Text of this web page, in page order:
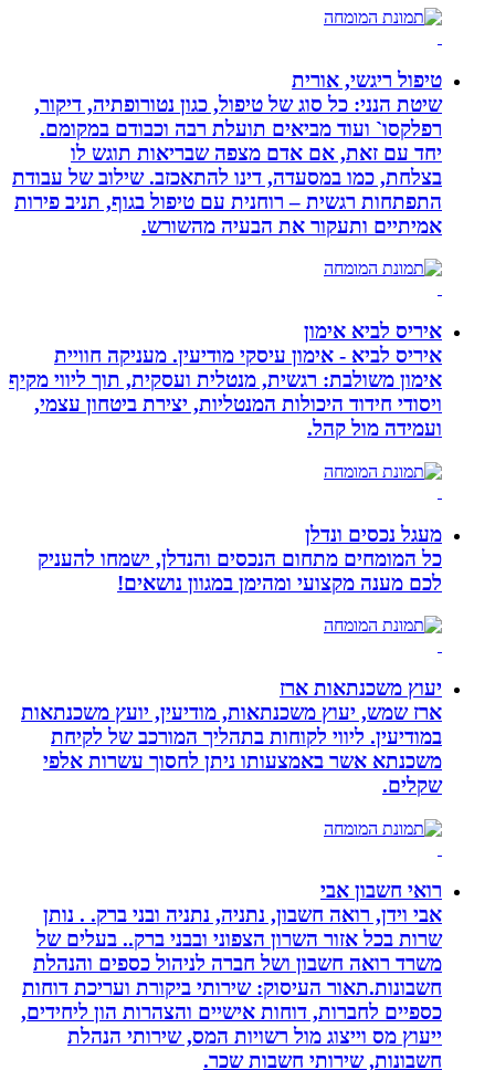
טיפול ריגשי, אורית
שיטת הנני: כל סוג של טיפול, כגון נטורופתיה, דיקור,
רפלקסו` ועוד מביאים תועלת רבה וכבודם במקומם.
יחד עם זאת, אם אדם מצפה שבריאות תוגש לו
בצלחת, כמו במסעדה, דינו להתאכזב. שילוב של עבודת
התפתחות רגשית – רוחנית עם טיפול בגוף, תניב פירות
אמיתיים ותעקור את הבעיה מהשורש.
איריס לביא אימון
איריס לביא - אימון עיסקי מודיעין. מעניקה חוויית
אימון משולבת: רגשית, מנטלית ועסקית, תוך ליווי מקיף
ויסודי חידוד היכולות המנטליות, יצירת ביטחון עצמי,
ועמידה מול קהל.
מעגל נכסים ונדלן
כל המומחים מתחום הנכסים והנדלן, ישמחו להעניק
לכם מענה מקצועי ומהימן במגוון נושאים!
יעוץ משכנתאות ארז
ארז שמש, יעוץ משכנתאות, מודיעין, יועץ משכנתאות
במודיעין. ליווי לקוחות בתהליך המורכב של לקיחת
משכנתא אשר באמצעותו ניתן לחסוך עשרות אלפי
שקלים.
רואי חשבון אבי
אבי וידן, רואה חשבון, נתניה, נתניה ובני ברק. . נותן
שרות בכל אזור השרון הצפוני ובבני ברק.. בעלים של
משרד רואה חשבון ושל חברה לניהול כספים והנהלת
חשבונות.תאור העיסוק: שירותי ביקורת ועריכת דוחות
כספיים לחברות, דוחות אישיים והצהרות הון ליחידים,
ייעוץ מס וייצוג מול רשויות המס, שירותי הנהלת
חשבונות, שירותי חשבות שכר.